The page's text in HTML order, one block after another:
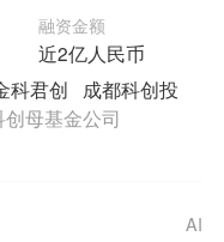
融资金额
近2亿人民币
科君创
成都科创投
母基金公司
AI